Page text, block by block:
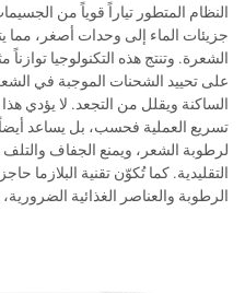
النظام المتطور تياراً قوياً من
جزيئات الماء إلى وحدات أصغر،
الشعرة. وتنتج هذه التكنولوجيا توازناً
على تحييد الشحنات الموجبة في
الساكنة ويقلل من التجعد. لا يؤدي
تسريع العملية فحسب، بل يساعد
لرطوبة الشعر، ويمنع الجفاف والتلف
التقليدية. كما تُكوّن تقنية
الرطوبة والعناصر الغذائية